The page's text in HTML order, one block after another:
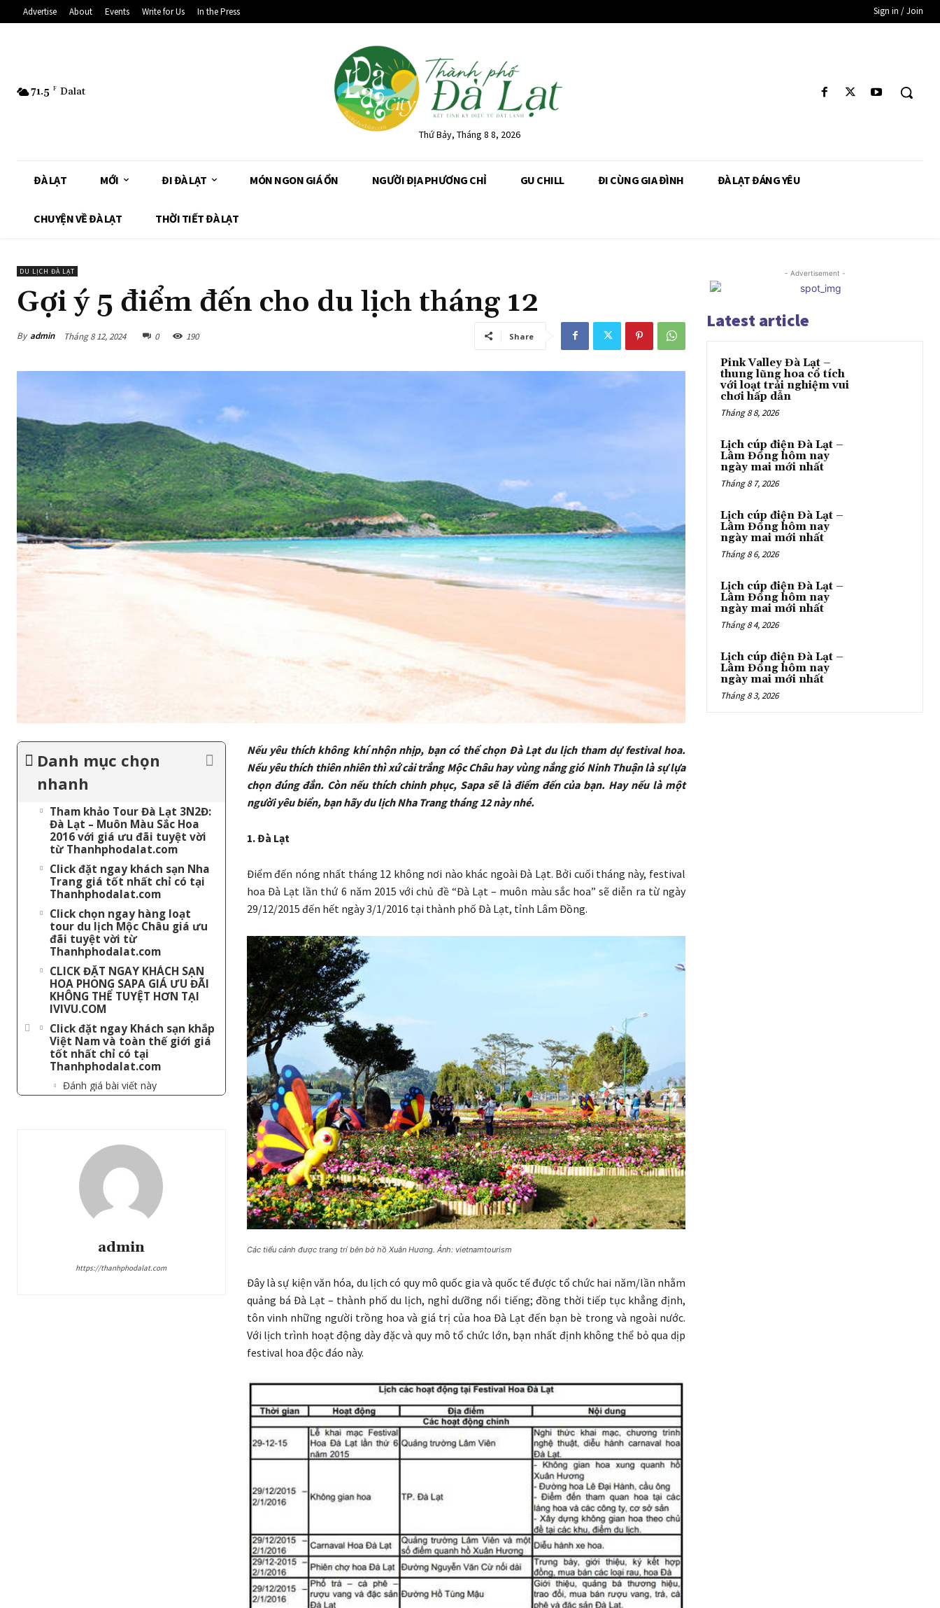
Advertise About Events Write for Us In the Press Sign in / Join
71.5 F Dalat
Thứ Bảy, Tháng 8 8, 2026
ĐÀ LẠT MỚI ĐI ĐÀ LẠT MÓN NGON GIÁ ỔN NGƯỜI ĐỊA PHƯƠNG CHỈ GU CHILL ĐI CÙNG GIA ĐÌNH ĐÀ LẠT ĐÁNG YÊU
CHUYỆN VỀ ĐÀ LẠT THỜI TIẾT ĐÀ LẠT
DU LỊCH ĐÀ LẠT
Gợi ý 5 điểm đến cho du lịch tháng 12
By admin Tháng 8 12, 2024 0 190 Share
Danh mục chọn
nhanh
Tham khảo Tour Đà Lạt 3N2Đ:
Đà Lạt – Muôn Màu Sắc Hoa
2016 với giá ưu đãi tuyệt vời
từ Thanhphodalat.com
Click đặt ngay khách sạn Nha
Trang giá tốt nhất chỉ có tại
Thanhphodalat.com
Click chọn ngay hàng loạt
tour du lịch Mộc Châu giá ưu
đãi tuyệt vời từ
Thanhphodalat.com
CLICK ĐẶT NGAY KHÁCH SẠN
HOA PHONG SAPA GIÁ ƯU ĐÃI
KHÔNG THỂ TUYỆT HƠN TẠI
IVIVU.COM
Click đặt ngay Khách sạn khắp
Việt Nam và toàn thế giới giá
tốt nhất chỉ có tại
Thanhphodalat.com
Đánh giá bài viết này
admin
https://thanhphodalat.com
Nếu yêu thích không khí nhộn nhịp, bạn có thể chọn Đà Lạt du lịch tham dự festival hoa.
Nếu yêu thích thiên nhiên thì xứ cải trắng Mộc Châu hay vùng nắng gió Ninh Thuận là sự lựa
chọn đúng đắn. Còn nếu thích chinh phục, Sapa sẽ là điểm đến của bạn. Hay nếu là một
người yêu biển, bạn hãy du lịch Nha Trang tháng 12 này nhé.
1. Đà Lạt
Điểm đến nóng nhất tháng 12 không nơi nào khác ngoài Đà Lạt. Bởi cuối tháng này, festival
hoa Đà Lạt lần thứ 6 năm 2015 với chủ đề “Đà Lạt – muôn màu sắc hoa” sẽ diễn ra từ ngày
29/12/2015 đến hết ngày 3/1/2016 tại thành phố Đà Lạt, tỉnh Lâm Đồng.
Các tiểu cảnh được trang trí bên bờ hồ Xuân Hương. Ảnh: vietnamtourism
Đây là sự kiện văn hóa, du lịch có quy mô quốc gia và quốc tế được tổ chức hai năm/lần nhằm
quảng bá Đà Lạt – thành phố du lịch, nghỉ dưỡng nổi tiếng; đồng thời tiếp tục khẳng định,
tôn vinh những người trồng hoa và giá trị của hoa Đà Lạt đến bạn bè trong và ngoài nước.
Với lịch trình hoạt động dày đặc và quy mô tổ chức lớn, bạn nhất định không thể bỏ qua dịp
festival hoa độc đáo này.
- Advertisement -
Latest article
Pink Valley Đà Lạt –
thung lũng hoa cổ tích
với loạt trải nghiệm vui
chơi hấp dẫn
Tháng 8 8, 2026
Lịch cúp điện Đà Lạt –
Lâm Đồng hôm nay
ngày mai mới nhất
Tháng 8 7, 2026
Lịch cúp điện Đà Lạt –
Lâm Đồng hôm nay
ngày mai mới nhất
Tháng 8 6, 2026
Lịch cúp điện Đà Lạt –
Lâm Đồng hôm nay
ngày mai mới nhất
Tháng 8 4, 2026
Lịch cúp điện Đà Lạt –
Lâm Đồng hôm nay
ngày mai mới nhất
Tháng 8 3, 2026